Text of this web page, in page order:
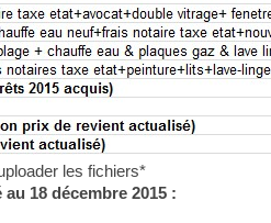
les fichiers*
18 décembre 2015 :